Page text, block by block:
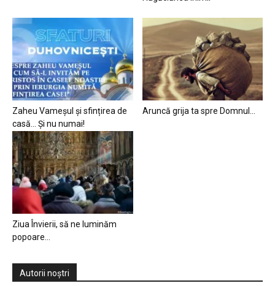
Zaheu Vameșul și sfințirea de
casă… Și nu numai!
Aruncă grija ta spre Domnul…
Ziua Învierii, să ne luminăm
popoare…
Autorii noștri